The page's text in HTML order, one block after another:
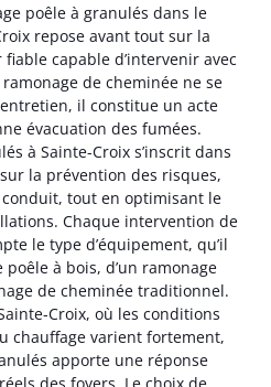
poêle à granulés dans le
repose avant tout sur la
capable d’intervenir avec
de cheminée ne se
il constitue un acte
évacuation des fumées.
à Sainte-Croix s’inscrit dans
la prévention des risques,
tout en optimisant le
Chaque intervention de
le type d’équipement, qu’il
poêle à bois, d’un ramonage
de cheminée traditionnel.
Croix, où les conditions
chauffage varient fortement,
apporte une réponse
des foyers. Le choix de